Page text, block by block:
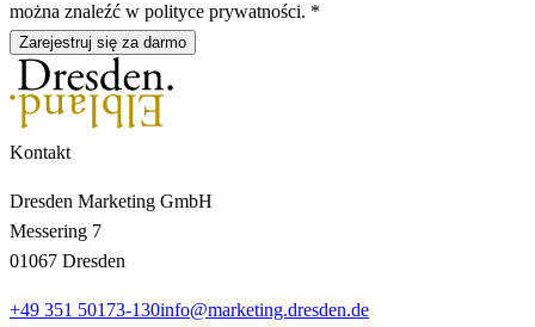
można znaleźć w polityce prywatności. *
Zarejestruj się za darmo
Kontakt
Dresden Marketing GmbH
Messering 7
01067 Dresden
+49 351 50173-130info@marketing.dresden.de